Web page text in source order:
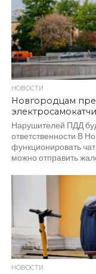
НОВОСТИ
Новгородцам
Нарушителей ПДД
ответственности В
функционировать
можно отправить
НОВОСТИ